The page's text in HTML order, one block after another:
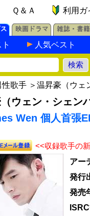
Ｑ＆Ａ 利用ガ
人気ベスト
性歌手 ＞ 温昇豪（ウェ
ウェン・シェン
Wen 個人首張
<<収録歌手の
アー
発行
発売